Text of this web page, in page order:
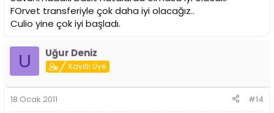
FOrvet transferiyle çok daha iyi olacağız..
Culio yine çok iyi başladı.
U Uğur Deniz
Kayıtlı Üye
18 Ocak 2011 #14